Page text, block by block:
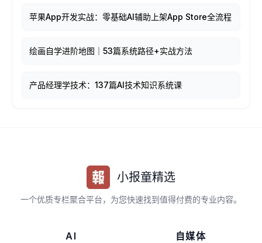
苹果App开发实战：零基础AI辅助上架App Store全流程
绘画自学进阶地图｜53篇系统路径+实战方法
产品经理学技术：137篇AI技术知识系统课
小报童精选
一个优质专栏聚合平台，为您快速找到值得付费的专业内容。
AI
自媒体